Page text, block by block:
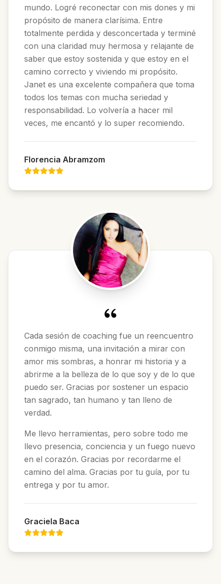
mundo. Logré reconectar con mis dones y mi
propósito de manera clarísima. Entre
totalmente perdida y desconcertada y terminé
con una claridad muy hermosa y relajante de
saber que estoy sostenida y que estoy en el
camino correcto y viviendo mi propósito.
Janet es una excelente compañera que toma
todos los temas con mucha seriedad y
responsabilidad. Lo volvería a hacer mil
veces, me encantó y lo super recomiendo.
Florencia Abramzom
Cada sesión de coaching fue un reencuentro
conmigo misma, una invitación a mirar con
amor mis sombras, a honrar mi historia y a
abrirme a la belleza de lo que soy y de lo que
puedo ser. Gracias por sostener un espacio
tan sagrado, tan humano y tan lleno de
verdad.
Me llevo herramientas, pero sobre todo me
llevo presencia, conciencia y un fuego nuevo
en el corazón. Gracias por recordarme el
camino del alma. Gracias por tu guía, por tu
entrega y por tu amor.
Graciela Baca